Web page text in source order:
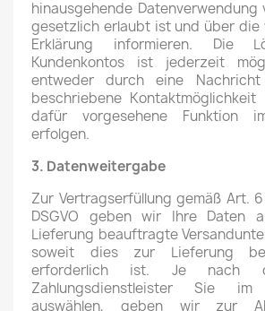
hinausgehende
gesetzlich erlaubt ist und über die
Erklärung informieren. Die
Kundenkontos ist jederzeit
entweder durch eine
beschriebene
dafür vorgesehene Funktion
erfolgen.
3. Datenweitergabe
Zur Vertragserfüllung gemäß Art.
DSGVO geben wir Ihre Daten
Lieferung beauftragte
soweit dies zur Lieferung
erforderlich ist. Je nach
Zahlungsdienstleister Sie im
auswählen, geben wir zur